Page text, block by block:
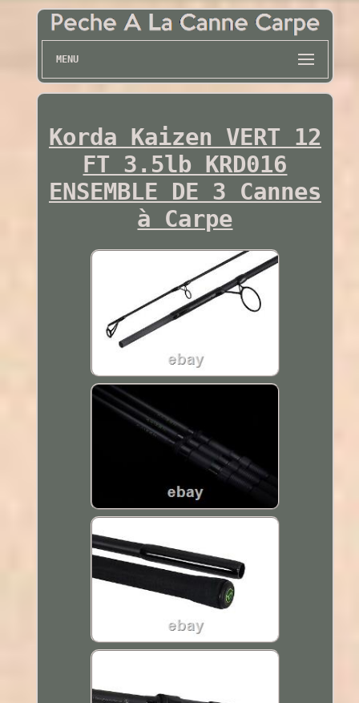
MENU
Korda Kaizen VERT 12
FT 3.5lb KRD016
ENSEMBLE DE 3 Cannes
à Carpe